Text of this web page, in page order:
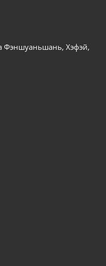
Фэншуаньшань, Хэфэй,